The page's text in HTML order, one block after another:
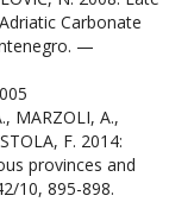
Carbonate
—
MARZOLI, A.,
F. 2014:
provinces and
10, 895-898.